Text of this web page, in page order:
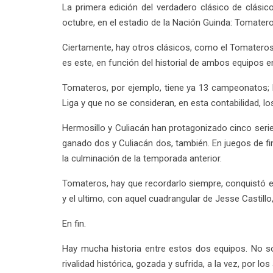
La primera edición del verdadero clásico de
octubre, en el estadio de la Nación Guinda:
Ciertamente, hay otros clásicos, como el
es este, en función del historial de ambos equipos
Tomateros, por ejemplo, tiene ya 13
Liga y que no se consideran, en esta contabilidad,
Hermosillo y Culiacán han protagonizado cinco
ganado dos y Culiacán dos, también. En juegos de
la culminación de la temporada anterior.
Tomateros, hay que recordarlo siempre,
y el ultimo, con aquel cuadrangular de Jesse
En fin.
Hay mucha historia entre estos dos equipos. No
rivalidad histórica, gozada y sufrida, a la vez, por